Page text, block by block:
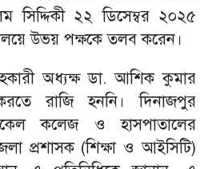
সিদ্দিকী ২২ ডিসেম্বর ২০২৫
উভয় পক্ষকে তলব করেন।
অধ্যক্ষ ডা. আশিক কুমার
রাজি হননি। দিনাজপুর
কলেজ ও হাসপাতালের
প্রশাসক (শিক্ষা ও আইসিটি)